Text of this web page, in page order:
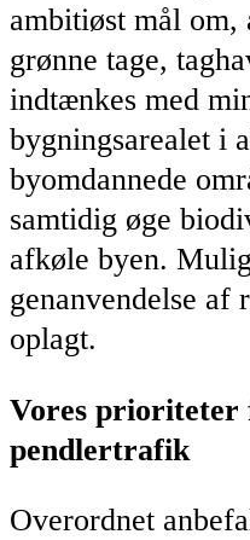
ambitiøst mål om,
grønne tage,
indtænkes med
bygningsarealet i
byomdannede
samtidig øge
afkøle byen.
genanvendelse af
oplagt.
Vores
pendlertrafik
Overordnet